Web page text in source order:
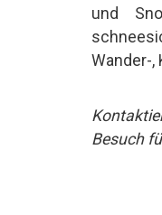
und
Wander-,
Besuch